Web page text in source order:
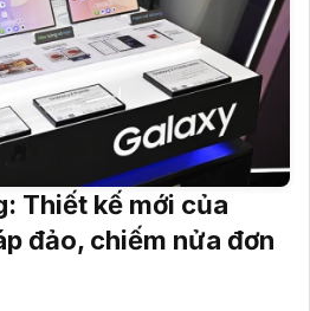
Thiết kế mới của
đảo, chiếm nửa đơn